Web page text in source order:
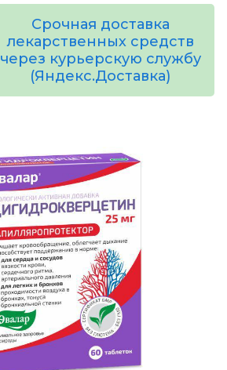
Срочная доставка
лекарственных средств
через курьерскую службу
(Яндекс.Доставка)